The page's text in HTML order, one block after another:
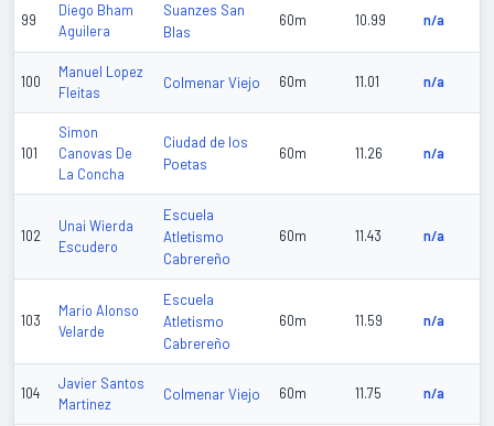
99
Diego Bham
Aguilera
Suanzes San
Blas
60m 10.99 n/a
100
Manuel Lopez
Fleitas
Colmenar Viejo 60m 11.01 n/a
101
Simon
Canovas De
La Concha
Ciudad de los
Poetas
60m 11.26 n/a
102
Unai Wierda
Escudero
Escuela
Atletismo
Cabrereño
60m 11.43 n/a
103
Mario Alonso
Velarde
Escuela
Atletismo
Cabrereño
60m 11.59 n/a
104
Javier Santos
Martinez
Colmenar Viejo 60m 11.75 n/a